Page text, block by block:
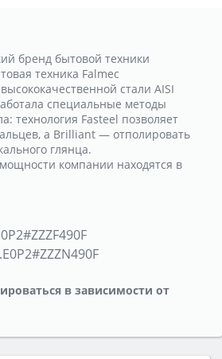
бренд бытовой техники
техника Falmec
стали AISI
специальные методы
технология Fasteel позволяет
а Brilliant — отполировать
глянца.
компании находятся в
в зависимости от